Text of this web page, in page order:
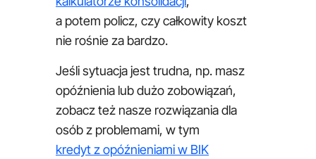
a potem policz, czy całkowity koszt
nie rośnie za bardzo.
Jeśli sytuacja jest trudna, np. masz
opóźnienia lub dużo zobowiązań,
zobacz też nasze rozwiązania dla
osób z problemami, w tym
kredyt z opóźnieniami w BIK